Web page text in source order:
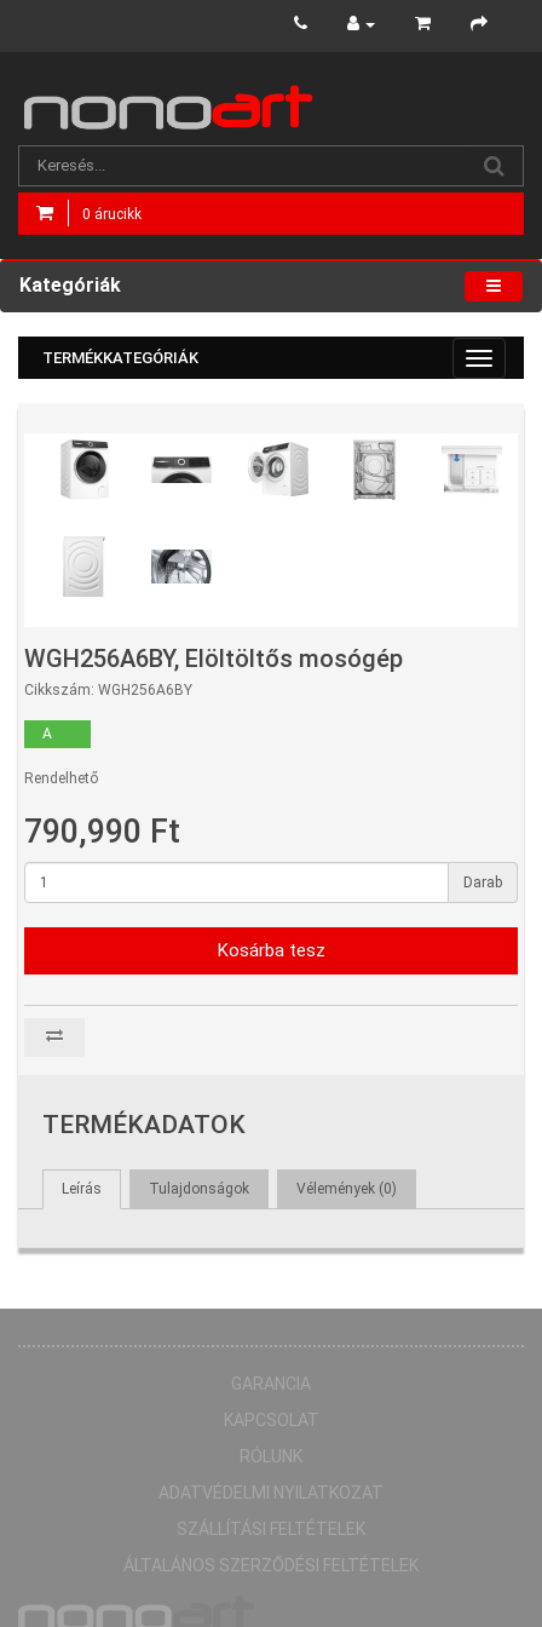
0 árucikk
Kategóriák
TERMÉKKATEGÓRIÁK
WGH256A6BY, Elöltöltős mosógép
Cikkszám: WGH256A6BY
A
Rendelhető
790,990 Ft
Darab
Kosárba tesz
TERMÉKADATOK
Leírás Tulajdonságok Vélemények (0)
GARANCIA
KAPCSOLAT
RÓLUNK
ADATVÉDELMI NYILATKOZAT
SZÁLLÍTÁSI FELTÉTELEK
ÁLTALÁNOS SZERZŐDÉSI FELTÉTELEK